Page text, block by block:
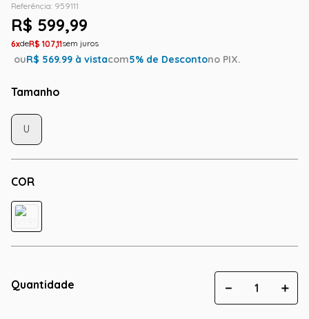
Referência: 959111
R$ 599,99
6 R$ 107,11
ouR$ 569.99 à vistacom5% de Descontono PIX.
Tamanho
COR
U
Quantidade ＋
－